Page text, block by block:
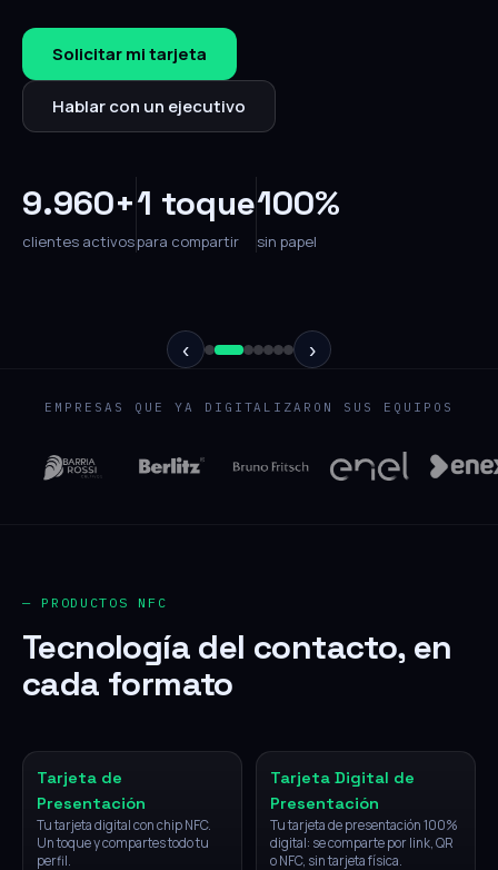
Solicitar mi tarjeta
Hablar con un ejecutivo
9.960+
clientes activos
1 toque
para compartir
100%
sin papel
‹ ›
EMPRESAS QUE YA DIGITALIZARON SUS EQUIPOS
— PRODUCTOS NFC
Tecnología del contacto, en
cada formato
Tarjeta de
Presentación
Tu tarjeta digital con chip NFC.
Un toque y compartes todo tu
perfil.
Tarjeta Digital de
Presentación
Tu tarjeta de presentación 100%
digital: se comparte por link, QR
o NFC, sin tarjeta física.